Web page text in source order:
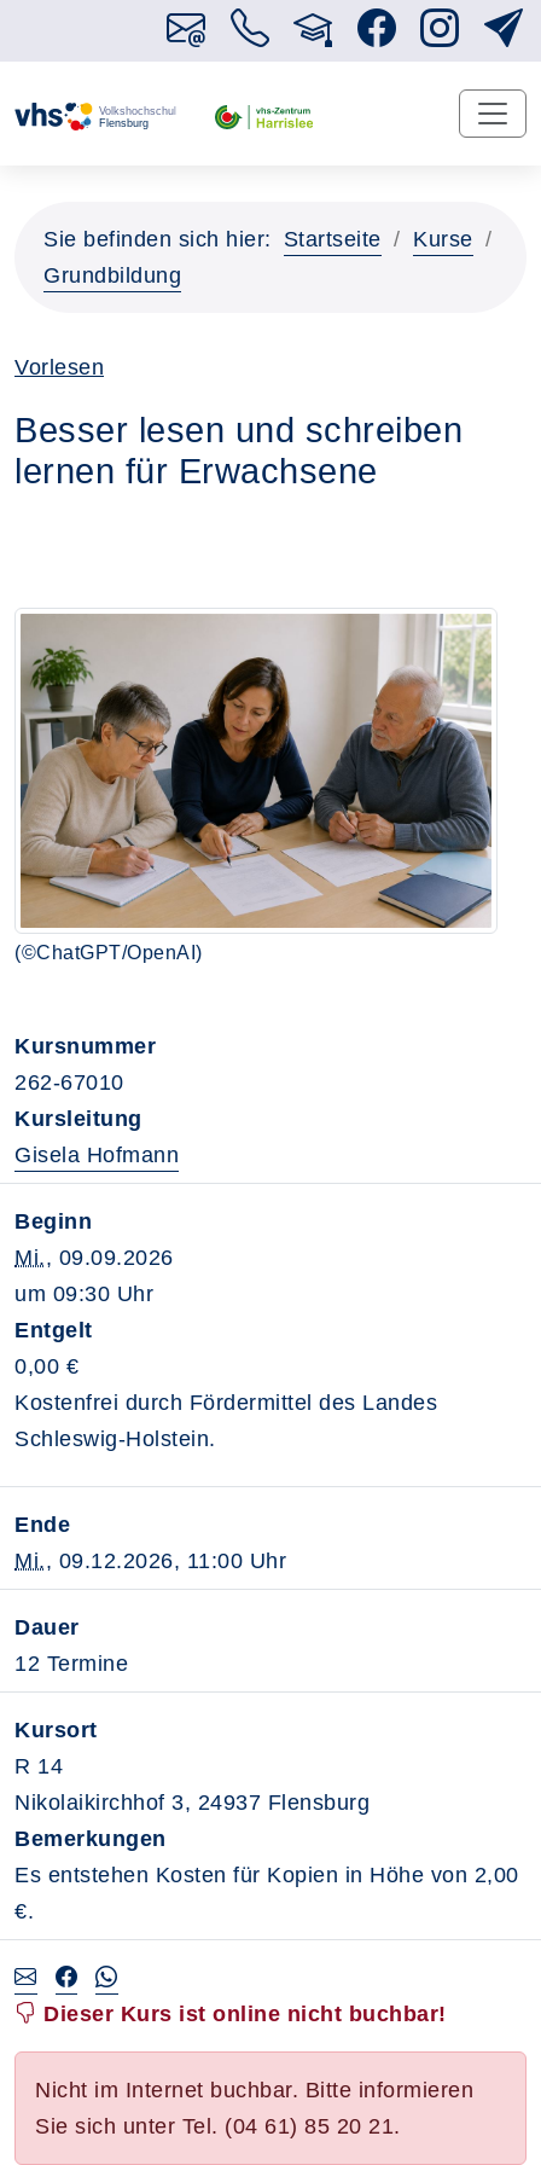
Sie befinden sich hier: Startseite
Kurse
Grundbildung
Vorlesen
Besser lesen und schreiben
lernen für Erwachsene
(©ChatGPT/OpenAI)
Kursnummer
262-67010
Kursleitung
Gisela Hofmann
Beginn
Mi., 09.09.2026
um 09:30 Uhr
Entgelt
0,00 €
Kostenfrei durch Fördermittel des Landes
Schleswig-Holstein.
Ende
Mi., 09.12.2026, 11:00 Uhr
Dauer
12 Termine
Kursort
R 14
Nikolaikirchhof 3, 24937 Flensburg
Bemerkungen
Es entstehen Kosten für Kopien in Höhe von 2,00
€.
Dieser Kurs ist online nicht buchbar!
Nicht im Internet buchbar. Bitte informieren
Sie sich unter Tel. (04 61) 85 20 21.